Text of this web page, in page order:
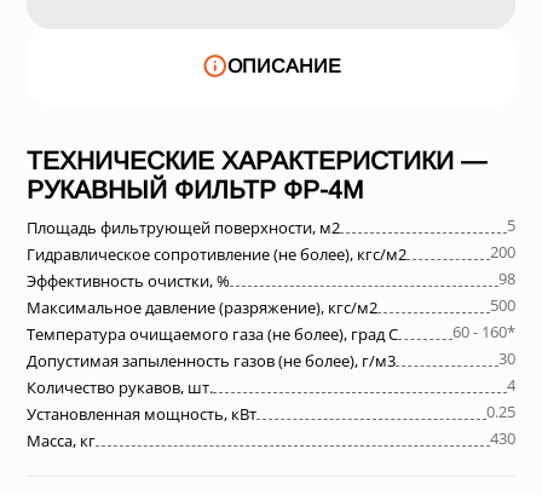
ОПИСАНИЕ
ТЕХНИЧЕСКИЕ ХАРАКТЕРИСТИКИ —
РУКАВНЫЙ ФИЛЬТР ФР-4M
Площадь фильтрующей поверхности, м2
5
Гидравлическое сопротивление (не более), кгс/м2
200
Эффективность очистки, %
98
Максимальное давление (разряжение), кгс/м2
500
Температура очищаемого газа (не более), град С
60 - 160*
Допустимая запыленность газов (не более), г/м3
30
Количество рукавов, шт.
4
Установленная мощность, кВт
0.25
Масса, кг
430